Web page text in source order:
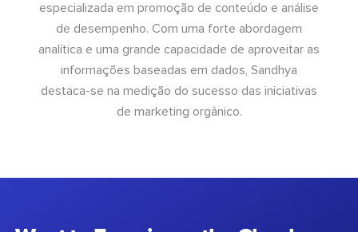
especializada em promoção de conteúdo e análise
de desempenho. Com uma forte abordagem
analítica e uma grande capacidade de aproveitar as
informações baseadas em dados, Sandhya
destaca-se na medição do sucesso das iniciativas
de marketing orgânico.